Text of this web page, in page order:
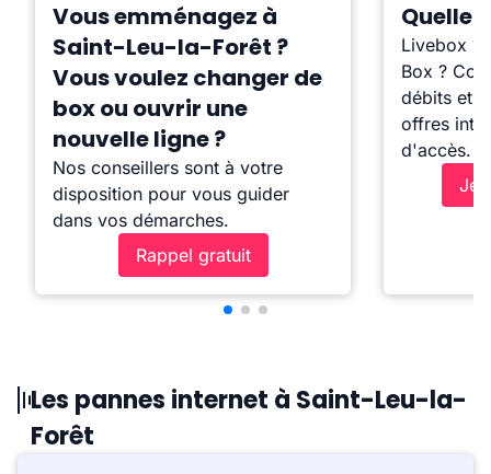
Vous emménagez à
Saint-Leu-la-Forêt ?
Vous voulez changer de
box ou ouvrir une
nouvelle ligne ?
Nos conseillers sont à votre
disposition pour vous guider
dans vos démarches.
Rappel gratuit
Quelle
Livebox ?
Box ?
débits et
offres
d'accès.
Je
Les pannes internet à Saint-Leu-la-
Forêt